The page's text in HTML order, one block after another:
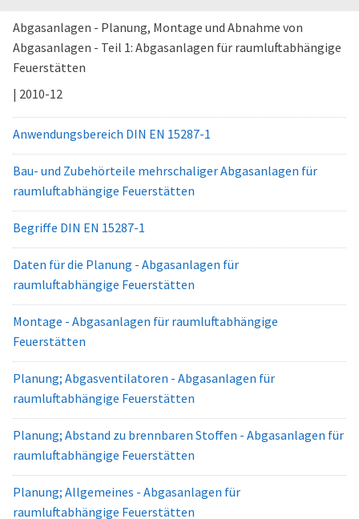
Abgasanlagen - Planung, Montage und Abnahme von
Abgasanlagen - Teil 1: Abgasanlagen für raumluftabhängige
Feuerstätten
| 2010-12
Anwendungsbereich DIN EN 15287-1
Bau- und Zubehörteile mehrschaliger Abgasanlagen für
raumluftabhängige Feuerstätten
Begriffe DIN EN 15287-1
Daten für die Planung - Abgasanlagen für
raumluftabhängige Feuerstätten
Montage - Abgasanlagen für raumluftabhängige
Feuerstätten
Planung; Abgasventilatoren - Abgasanlagen für
raumluftabhängige Feuerstätten
Planung; Abstand zu brennbaren Stoffen - Abgasanlagen für
raumluftabhängige Feuerstätten
Planung; Allgemeines - Abgasanlagen für
raumluftabhängige Feuerstätten